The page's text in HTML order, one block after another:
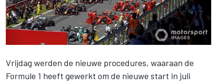
Vrijdag werden de nieuwe procedures, waaraan de
Formule 1 heeft gewerkt om de nieuwe start in juli